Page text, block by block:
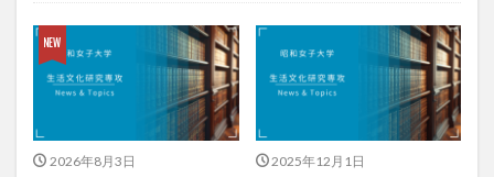
2026年8月3日 2025年12月1日